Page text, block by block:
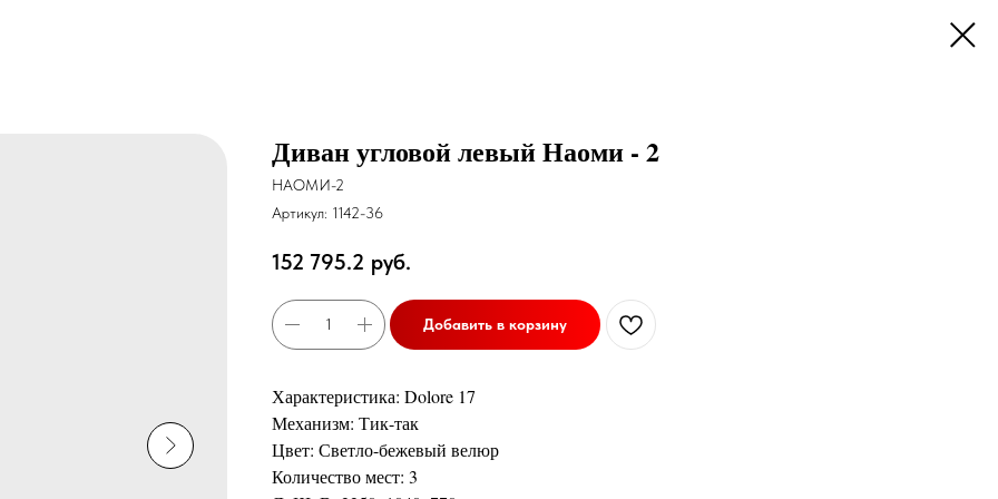
Диван угловой левый Наоми - 2
НАОМИ-2
Артикул: 1142-36
152 795.2 руб.
Добавить в корзину
Характеристика: Dolore 17
Механизм: Тик-так
Цвет: Светло-бежевый велюр
Количество мест: 3